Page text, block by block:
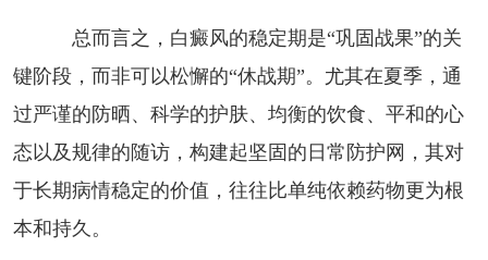
总而言之，白癜风的稳定期是“巩固战果”的关
键阶段，而非可以松懈的“休战期”。尤其在夏季，通
过严谨的防晒、科学的护肤、均衡的饮食、平和的心
态以及规律的随访，构建起坚固的日常防护网，其对
于长期病情稳定的价值，往往比单纯依赖药物更为根
本和持久。